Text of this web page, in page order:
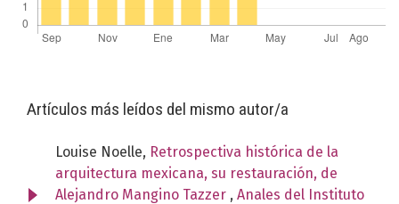
Artículos más leídos del mismo autor/a
Louise Noelle, Retrospectiva histórica de la
arquitectura mexicana, su restauración, de
Alejandro Mangino Tazzer , Anales del Instituto